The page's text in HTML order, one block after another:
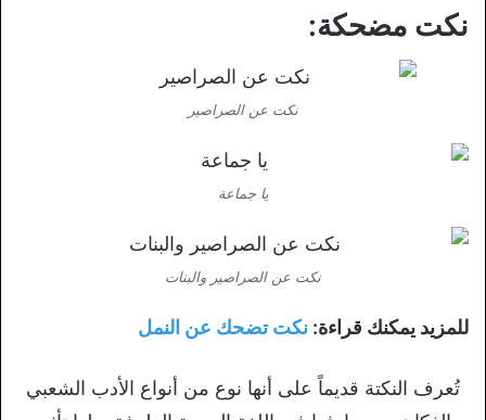
نكت مضحكة:
نكت عن الصراصير
يا جماعة
نكت عن الصراصير والبنات
للمزيد يمكنك قراءة: نكت تضحك عن النمل
تُعرف النكتة قديماً على أنها نوع من أنواع الأدب الشعبي